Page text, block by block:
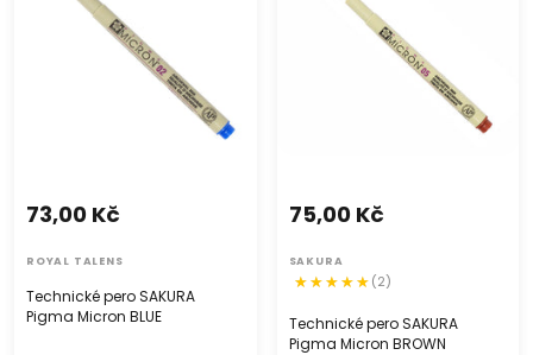
Technické pero SAKURA
Pigma Micron BLUE
73,00 Kč
ROYAL TALENS
Technické pero SAKURA
Pigma Micron BROWN
75,00 Kč
SAKURA
(2)